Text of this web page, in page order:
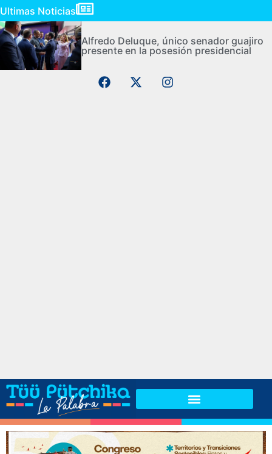
Ultimas Noticias
Alfredo Deluque, único senador guajiro
presente en la posesión presidencial